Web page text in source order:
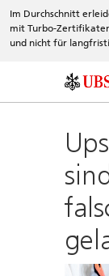
Im Durchschnitt
mit Turbo-
und nicht für